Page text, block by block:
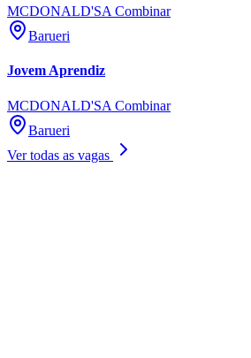
MCDONALD'SA Combinar
Barueri
Jovem Aprendiz
MCDONALD'SA Combinar
Barueri
Ver todas as vagas